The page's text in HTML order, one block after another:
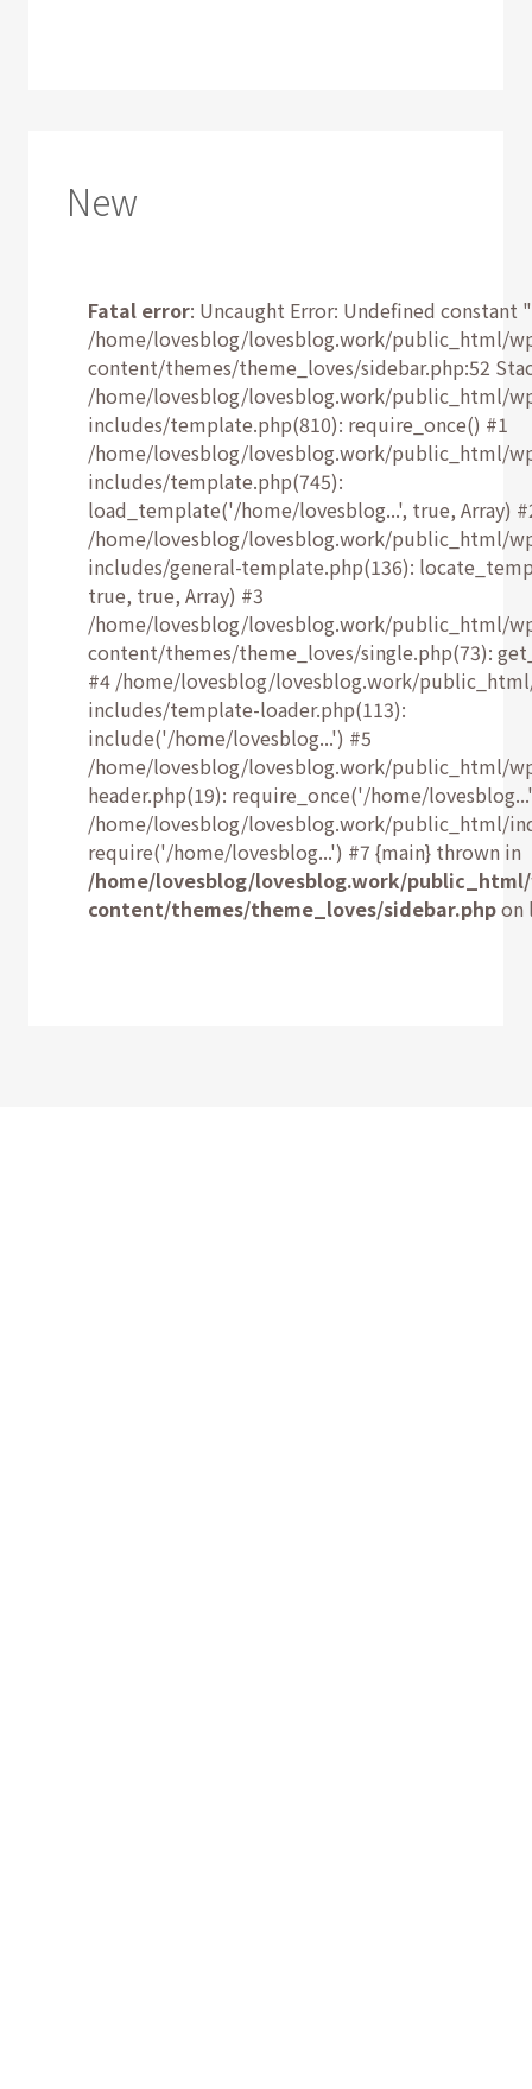
New
Fatal error: Uncaught Error: Undefined constant
/home/lovesblog/lovesblog.work/public_html/
content/themes/theme_loves/sidebar.php:52
/home/lovesblog/lovesblog.work/public_html/
includes/template.php(810): require_once() #1
/home/lovesblog/lovesblog.work/public_html/
includes/template.php(745):
load_template('/home/lovesblog...', true, Array)
/home/lovesblog/lovesblog.work/public_html/
includes/general-template.php(136):
true, true, Array) #3
/home/lovesblog/lovesblog.work/public_html/
content/themes/theme_loves/single.php(73):
#4 /home/lovesblog/lovesblog.work/
includes/template-loader.php(113):
include('/home/lovesblog...') #5
/home/lovesblog/lovesblog.work/public_html/
header.php(19): require_once('/home/
/home/lovesblog/lovesblog.work/public_html/
require('/home/lovesblog...') #7 {main} thrown in
/home/lovesblog/lovesblog.work/
content/themes/theme_loves/sidebar.phpon